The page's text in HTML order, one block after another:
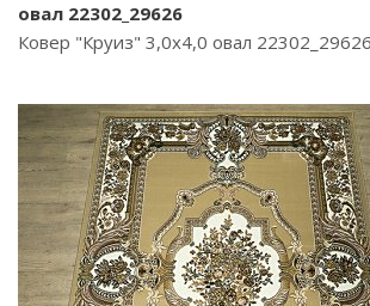
овал 22302_29626
Ковер "Круиз" 3,0х4,0 овал 22302_29626